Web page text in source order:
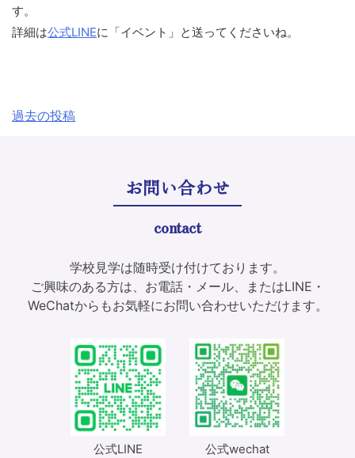
す。
詳細は公式LINEに「イベント」と送ってくださいね。
投
過去の投稿
お問い合わせ
contact
学校見学は随時受け付けております。
ご興味のある方は、お電話・メール、またはLINE・
WeChatからもお気軽にお問い合わせいただけます。
公式LINE 公式wechat